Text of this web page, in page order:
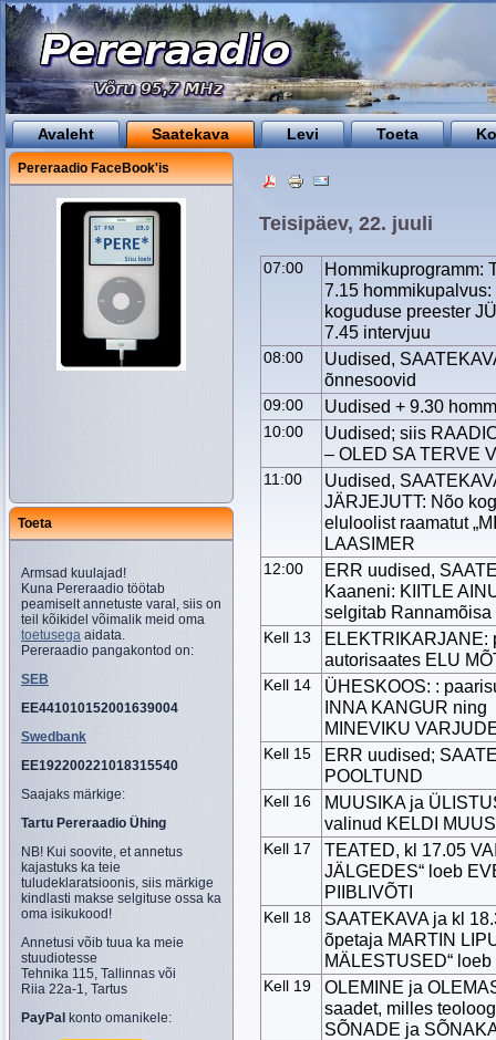
Avaleht Saatekava Levi Toeta
Pereraadio FaceBook'is
Toeta
Armsad kuulajad!
Kuna Pereraadio töötab
peamiselt annetuste varal, siis on
teil kõikidel võimalik meid oma
toetusega aidata.
Pereraadio pangakontod on:
SEB
EE441010152001639004
Swedbank
EE192200221018315540
Saajaks märkige:
Tartu Pereraadio Ühing
NB! Kui soovite, et annetus
kajastuks ka teie
tuludeklaratsioonis, siis märkige
kindlasti makse selgituse ossa ka
oma isikukood!
Annetusi võib tuua ka meie
stuudiotesse
Tehnika 115, Tallinnas või
Riia 22a-1, Tartus
PayPal konto omanikele:
Teisipäev, 22. juuli
07:00
Hommikuprogramm:
7.15
koguduse preester
7.45 intervjuu
08:00
Uudised,
õnnesoovid
09:00 Uudised + 9.30
10:00
Uudised; siis
– OLED SA TERVE
11:00
Uudised,
JÄRJEJUTT: Nõo
eluloolist raamatut
LAASIMER
12:00
ERR uudised,
Kaaneni: KIITLE
selgitab
Kell 13
ELEKTRIKARJANE:
autorisaates ELU
Kell 14
ÜHESKOOS: :
INNA KANGUR
MINEVIKU
Kell 15
ERR uudised;
POOLTUND
Kell 16
MUUSIKA ja
valinud KELDI
Kell 17
TEATED, kl 17.05
JÄLGEDES“ loeb
PIIBLIVÕTI
Kell 18
SAATEKAVA ja kl
õpetaja MARTIN
MÄLESTUSED“
Kell 19
OLEMINE ja
saadet, milles
SÕNADE ja